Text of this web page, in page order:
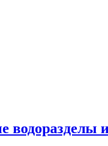
водоразделы